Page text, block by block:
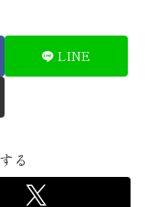
LINE
る